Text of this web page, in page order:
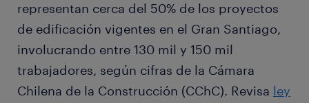
representan cerca del 50% de los proyectos
de edificación vigentes en el Gran Santiago,
involucrando entre 130 mil y 150 mil
trabajadores, según cifras de la Cámara
Chilena de la Construcción (CChC). Revisa ley